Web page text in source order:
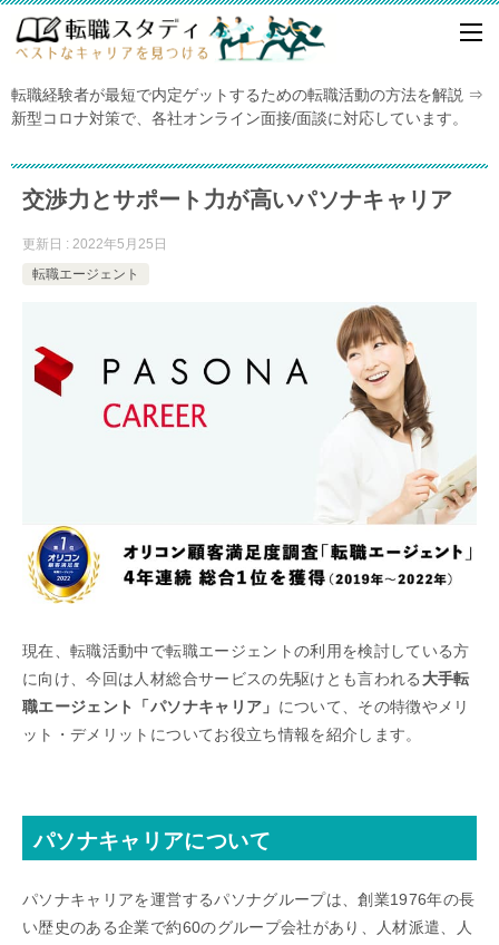
転職経験者が最短で内定ゲットするための転職活動の方法を解説 ⇒
新型コロナ対策で、各社オンライン面接/面談に対応しています。
交渉力とサポート力が高いパソナキャリア
更新日 : 2022年5月25日
転職エージェント
現在、転職活動中で転職エージェントの利用を検討している方
に向け、今回は人材総合サービスの先駆けとも言われる 大手転
職エージェント「パソナキャリア」 について、その特徴やメリ
ット・デメリットについてお役立ち情報を紹介します。
パソナキャリアについて
パソナキャリアを運営するパソナグループは、創業1976年の長
い歴史のある企業で約60のグループ会社があり、人材派遣、人